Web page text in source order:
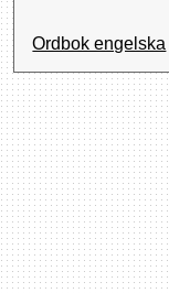
Ordbok engelska